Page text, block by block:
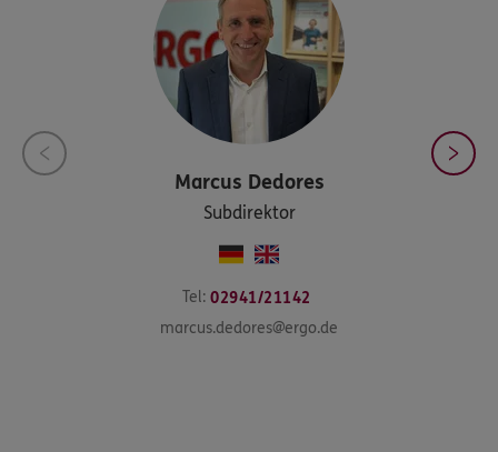
Marcus Dedores
Subdirektor
Tel: 02941/21142
marcus.dedores@ergo.de